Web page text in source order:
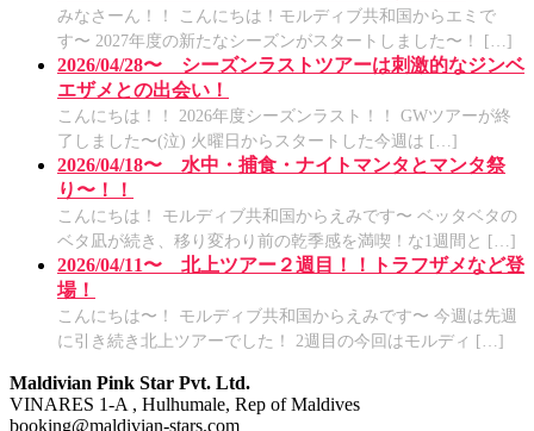
みなさーん！！ こんにちは！モルディブ共和国からエミで
す〜 2027年度の新たなシーズンがスタートしました〜！ […]
2026/04/28〜 シーズンラストツアーは刺激的なジンベ
エザメとの出会い！
こんにちは！！ 2026年度シーズンラスト！！ GWツアーが終
了しました〜(泣) 火曜日からスタートした今週は […]
2026/04/18〜 水中・捕食・ナイトマンタとマンタ祭
り〜！！
こんにちは！ モルディブ共和国からえみです〜 ベッタベタの
ベタ凪が続き、移り変わり前の乾季感を満喫！な1週間と […]
2026/04/11〜 北上ツアー２週目！！トラフザメなど登
場！
こんにちは〜！ モルディブ共和国からえみです〜 今週は先週
に引き続き北上ツアーでした！ 2週目の今回はモルディ […]
Maldivian Pink Star Pvt. Ltd.
VINARES 1-A , Hulhumale, Rep of Maldives
booking@maldivian-stars.com